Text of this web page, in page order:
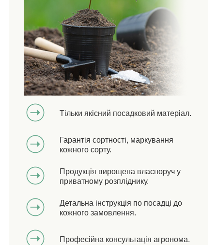
Тільки якісний посадковий матеріал.
Гарантія сортності, маркування
кожного сорту.
Продукція вирощена власноруч у
приватному розпліднику.
Детальна інструкція по посадці до
кожного замовлення.
Професійна консультація агронома.